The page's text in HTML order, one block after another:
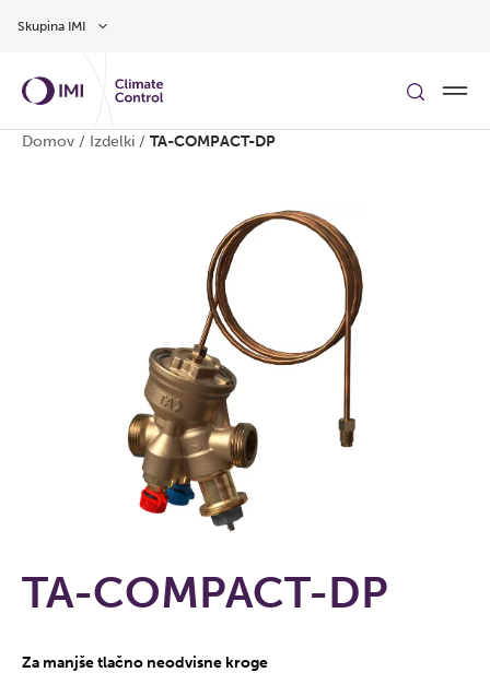
Skupina IMI
Domov / Izdelki / TA-COMPACT-DP
TA-COMPACT-DP
Za manjše tlačno neodvisne kroge